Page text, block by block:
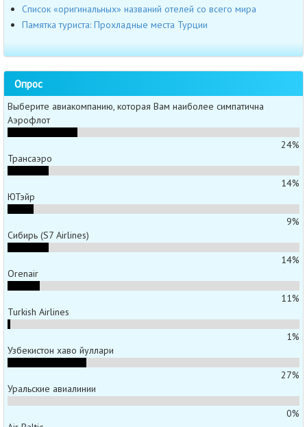
Список «оригинальных» названий отелей со всего мира
Памятка туриста: Прохладные места Турции
Опрос
Выберите авиакомпанию, которая Вам наиболее симпатична
Аэрофлот
24%
Трансаэро
14%
ЮТэйр
9%
Сибирь (S7 Airlines)
14%
Orenair
11%
Turkish Airlines
1%
Узбекистон хаво йуллари
27%
Уральские авиалинии
0%